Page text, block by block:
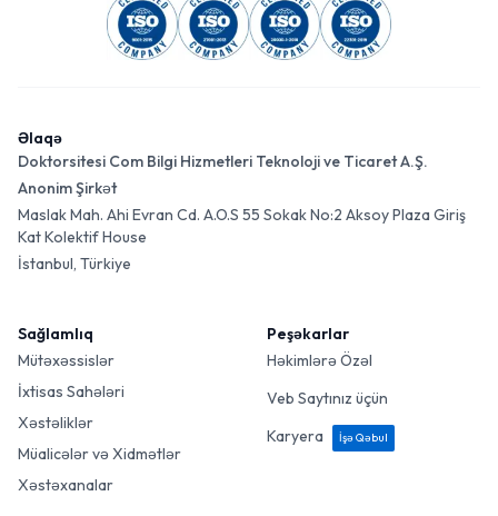
Əlaqə
Doktorsitesi Com Bilgi Hizmetleri Teknoloji ve Ticaret A.Ş.
Anonim Şirkət
Maslak Mah. Ahi Evran Cd. A.O.S 55 Sokak No:2 Aksoy Plaza Giriş
Kat Kolektif House
İstanbul, Türkiye
Sağlamlıq
Mütəxəssislər
İxtisas Sahələri
Xəstəliklər
Müalicələr və Xidmətlər
Xəstəxanalar
Peşəkarlar
Həkimlərə Özəl
Veb Saytınız üçün
Karyera
İşə Qəbul